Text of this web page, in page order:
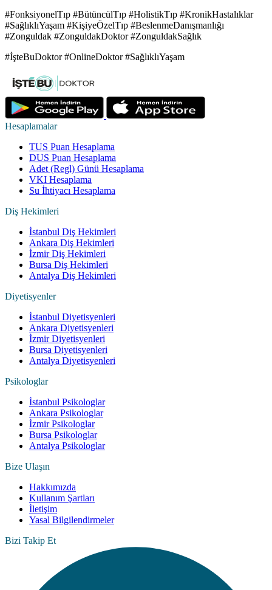
#FonksiyonelTıp #BütüncülTıp #HolistikTıp #KronikHastalıklar
#SağlıklıYaşam #KişiyeÖzelTıp #BeslenmeDanışmanlığı
#Zonguldak #ZonguldakDoktor #ZonguldakSağlık
#İşteBuDoktor #OnlineDoktor #SağlıklıYaşam
Hesaplamalar
TUS Puan Hesaplama
DUS Puan Hesaplama
Adet (Regl) Günü Hesaplama
VKI Hesaplama
Su İhtiyacı Hesaplama
Diş Hekimleri
İstanbul Diş Hekimleri
Ankara Diş Hekimleri
İzmir Diş Hekimleri
Bursa Diş Hekimleri
Antalya Diş Hekimleri
Diyetisyenler
İstanbul Diyetisyenleri
Ankara Diyetisyenleri
İzmir Diyetisyenleri
Bursa Diyetisyenleri
Antalya Diyetisyenleri
Psikologlar
İstanbul Psikologlar
Ankara Psikologlar
İzmir Psikologlar
Bursa Psikologlar
Antalya Psikologlar
Bize Ulaşın
Hakkımızda
Kullanım Şartları
İletişim
Yasal Bilgilendirmeler
Bizi Takip Et